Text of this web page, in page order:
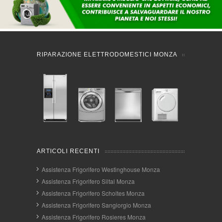
RIPARAZIONE ELETTRODOMESTICI MONZA
ARTICOLI RECENTI
Assistenza Frigorifero Westinghouse Monza
Assistenza Frigorifero Siltal Monza
Assistenza Frigorifero Scholtes Monza
Assistenza Frigorifero Sangiorgio Monza
Assistenza Frigorifero Rosieres Monza